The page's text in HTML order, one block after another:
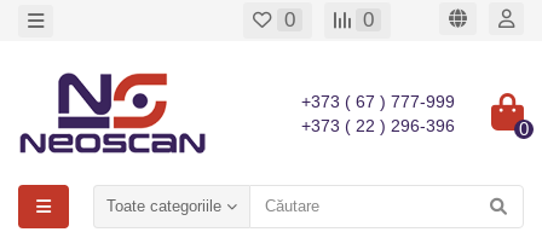
0 0
+373 ( 67 ) 777-999
+373 ( 22 ) 296-396
0
Toate categoriile